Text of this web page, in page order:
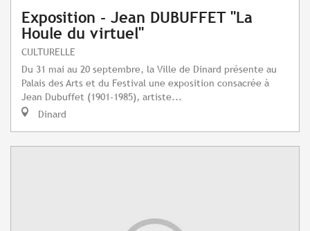
Exposition - Jean DUBUFFET "La
Houle du virtuel"
CULTURELLE
Du 31 mai au 20 septembre, la Ville de Dinard présente au
Palais des Arts et du Festival une exposition consacrée à
Jean Dubuffet (1901-1985), artiste...
Dinard